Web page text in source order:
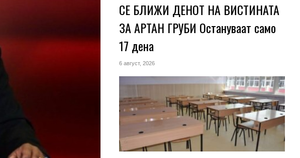
СЕ БЛИЖИ ДЕНОТ НА ВИСТИНАТА
ЗА АРТАН ГРУБИ Остануваат само
17 дена
6 август, 2026